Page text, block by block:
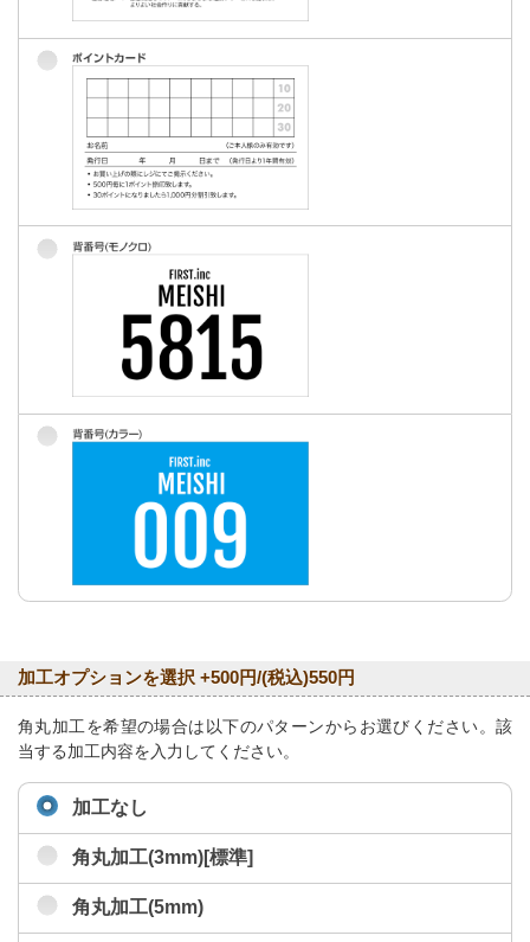
加工オプションを選択 +500円/(税込)550円
角丸加工を希望の場合は以下のパターンからお選びください。該
当する加工内容を入力してください。
加工なし
角丸加工(3mm)[標準]
角丸加工(5mm)